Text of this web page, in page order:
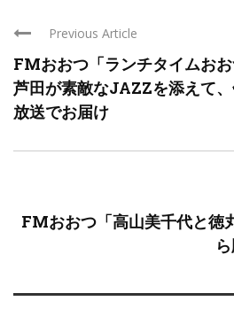
Previous Article
FMおおつ「ランチタイムお
芦田が素敵なJAZZを添えて
放送でお届け
FMおおつ「高山美千代と徳